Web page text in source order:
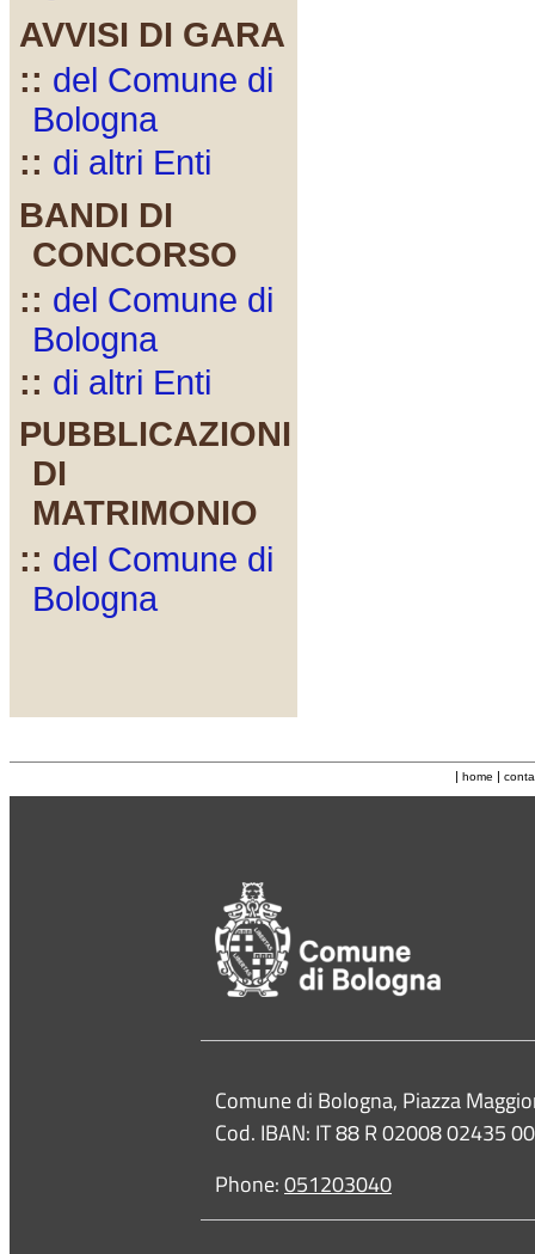
AVVISI DI GARA
:: del Comune di
Bologna
:: di altri Enti
BANDI DI
CONCORSO
:: del Comune di
Bologna
:: di altri Enti
PUBBLICAZIONI
DI
MATRIMONIO
:: del Comune di
Bologna
| home |
Contacts
Comune di Bologna, Piazza
Cod. IBAN: IT 88 R 02008 02435
Phone:051203040